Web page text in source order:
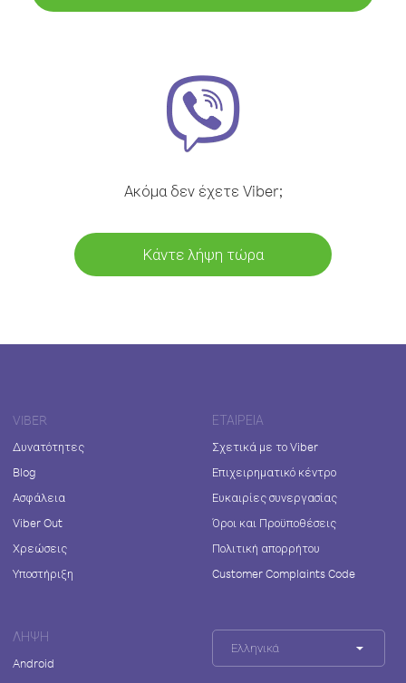
Ακόμα δεν έχετε Viber;
Κάντε λήψη τώρα
VIBER
Δυνατότητες
Blog
Ασφάλεια
Viber Out
Χρεώσεις
Υποστήριξη
ΕΤΑΙΡΕΊΑ
Σχετικά με το Viber
Επιχειρηματικό κέντρο
Ευκαιρίες συνεργασίας
Όροι και Προϋποθέσεις
Πολιτική απορρήτου
Customer Complaints Code
ΛΉΨΗ
Android
Ελληνικά